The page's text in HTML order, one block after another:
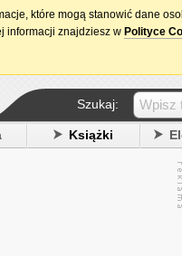
15. urodziny DataPremiery.pl
Szukaj:
Książki
które mogą stanowić dane
informacji znajdziesz w Polityce